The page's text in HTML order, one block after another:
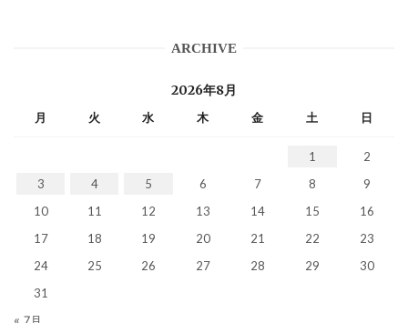
ARCHIVE
2026年8月
月 火 水 木 金 土 日
1
2
3
4 5 6 7 8
9
10
11 12 13 14 15
16
17
18 19 20 21 22
23
24
25 26 27 28 29
30
31